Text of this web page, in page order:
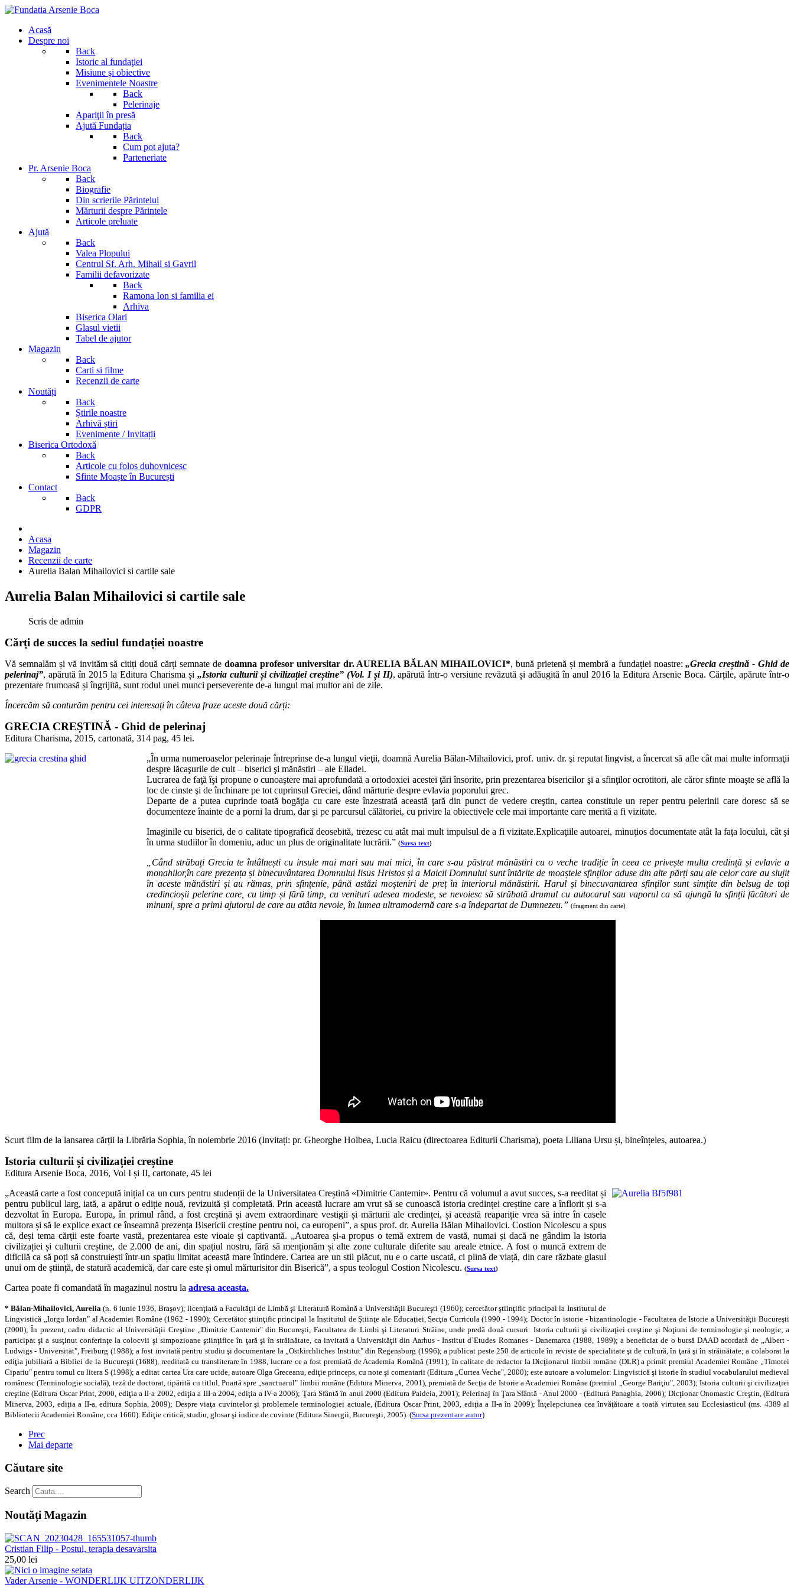
Acasă
Despre noi
Back
Istoric al fundaţiei
Misiune şi obiective
Evenimentele Noastre
Back
Pelerinaje
Apariţii în presă
Ajută Fundația
Back
Cum pot ajuta?
Parteneriate
Pr. Arsenie Boca
Back
Biografie
Din scrierile Părintelui
Mărturii despre Părintele
Articole preluate
Ajută
Back
Valea Plopului
Centrul Sf. Arh. Mihail si Gavril
Familii defavorizate
Back
Ramona Ion si familia ei
Arhiva
Biserica Olari
Glasul vietii
Tabel de ajutor
Magazin
Back
Carti si filme
Recenzii de carte
Noutăți
Back
Știrile noastre
Arhivă știri
Evenimente / Invitații
Biserica Ortodoxă
Back
Articole cu folos duhovnicesc
Sfinte Moaște în București
Contact
Back
GDPR
Acasa
Magazin
Recenzii de carte
Aurelia Balan Mihailovici si cartile sale
Aurelia Balan Mihailovici si cartile sale
Scris de admin
Cărți de succes la sediul fundației noastre
Vă semnalăm și vă invităm să citiți două cărți semnate de doamna profesor universitar dr. AURELIA BĂLAN MIHAILOVICI*, bună prietenă și membră a fundației noastre:„Grecia creștină - Ghid de
pelerinaj”, apărută în 2015 la Editura Charisma și „Istoria culturii și civilizației creștine” (Vol. I și II), apărută într-o versiune revăzută și adăugită în anul 2016 la Editura Arsenie Boca. Cărțile, apărute într-o
prezentare frumoasă și îngrijită, sunt rodul unei munci perseverente de-a lungul mai multor ani de zile.
Încercăm să conturăm pentru cei interesați în câteva fraze aceste două cărți:
GRECIA CREȘTINĂ - Ghid de pelerinaj
Editura Charisma, 2015, cartonată, 314 pag, 45 lei.
„În urma numeroaselor pelerinaje întreprinse de-a lungul vieţii, doamnă Aurelia Bălan-Mihailovici, prof. univ. dr. şi reputat lingvist, a încercat să afle cât mai multe informaţii
despre lăcaşurile de cult – biserici şi mănăstiri – ale Elladei.
Lucrarea de faţă îşi propune o cunoaştere mai aprofundată a ortodoxiei acestei ţări însorite, prin prezentarea bisericilor şi a sfinţilor ocrotitori, ale căror sfinte moaşte se află la
loc de cinste şi de închinare pe tot cuprinsul Greciei, dând mărturie despre evlavia poporului grec.
Departe de a putea cuprinde toată bogăţia cu care este înzestrată această ţară din punct de vedere creştin, cartea constituie un reper pentru pelerinii care doresc să se
documenteze înainte de a porni la drum, dar şi pe parcursul călătoriei, cu privire la obiectivele cele mai importante care merită a fi vizitate.
Imaginile cu biserici, de o calitate tipografică deosebită, trezesc cu atât mai mult impulsul de a fi vizitate.Explicaţiile autoarei, minuţios documentate atât la faţa locului, cât şi
în urma studiilor în domeniu, aduc un plus de originalitate lucrării.” (Sursa text)
„Când străbați Grecia te întâlnești cu insule mai mari sau mai mici, în care s-au păstrat mănăstiri cu o veche tradiție în ceea ce privește multa credință și evlavie a
monahilor,în care prezența și binecuvântarea Domnului Iisus Hristos și a Maicii Domnului sunt întărite de moaștele sfinților aduse din alte părți sau ale celor care au slujit
în aceste mănăstiri și au rămas, prin sfințenie, până astăzi moșteniri de preț în interiorul mănăstirii. Harul și binecuvantarea sfinților sunt simțite din belsug de toți
credincioșii pelerine care, cu timp și fără timp, cu venituri adesea modeste, se nevoiesc să străbată drumul cu autocarul sau vaporul ca să ajungă la sfinții făcători de
minuni, spre a primi ajutorul de care au atâta nevoie, în lumea ultramodernă care s-a îndepartat de Dumnezeu.” (fragment din carte)
Scurt film de la lansarea cărții la Librăria Sophia, în noiembrie 2016 (Invitați: pr. Gheorghe Holbea, Lucia Raicu (directoarea Editurii Charisma), poeta Liliana Ursu și, bineînțeles, autoarea.)
Istoria culturii și civilizației creștine
Editura Arsenie Boca, 2016, Vol I și II, cartonate, 45 lei
„Această carte a fost con­cepută inițial ca un curs pentru studenții de la Universitatea Creștină «Dimitrie Cantemir». Pentru că volumul a avut succes, s-a reeditat și
pentru pu­blicul larg, iată, a apărut o ediție nouă, revizuită și completată. Prin această lucrare am vrut să se cunoască istoria credinței creștine care a înflorit și s-a
dezvoltat în Europa. Europa, în primul rând, a fost creștină și avem extraordinare vestigii și mărturii ale credinței, și această reapariție vrea să intre în casele
multora și să le explice exact ce înseamnă prezența Bisericii creștine pentru noi, ca europeni”, a spus prof. dr. Aurelia Bălan Mihailovici. Costion Nicolescu a spus
că, deși tema cărții este foarte vastă, prezen­tarea este vioaie și captivantă. „Autoarea și-a propus o temă extrem de vastă, numai și dacă ne gândim la istoria
civilizației și culturii creștine, de 2.000 de ani, din spațiul nostru, fără să men­ționăm și alte zone culturale di­ferite sau areale etnice. A fost o muncă extrem de
dificilă ca să poți să construiești într-un spațiu limitat această mare întindere. Cartea are un stil plăcut, nu e o carte uscată, ci plină de viață, din care răzbate glasul
unui om de știință, de statură academică, dar care este și omul mărturisitor din Biserică”, a spus teologul Costion Nicolescu. (Sursa text)
Cartea poate fi comandată în magazinul nostru la adresa aceasta.
* Bălan-Mihailovici, Aurelia (n. 6 iunie 1936, Braşov); licenţiată a Facultăţii de Limbă şi Literatură Română a Universităţii Bucureşti (1960); cercetător ştiinţific principal la Institutul de
Lingvistică „Iorgu Iordan" al Academiei Române (1962 - 1990); Cercetător ştiinţific principal la Institutul de Ştiinţe ale Educaţiei, Secţia Curricula (1990 - 1994); Doctor în istorie - bizantinologie - Facultatea de Istorie a Universităţii Bucureşti
(2000); În prezent, cadru didactic al Universităţii Creştine „Dimitrie Cantemir" din Bucureşti, Facultatea de Limbi şi Literaturi Străine, unde predă două cursuri: Istoria culturii şi civilizaţiei creştine şi Noţiuni de terminologie şi neologie; a
participat şi a susţinut conferinţe la colocvii şi simpozioane ştiinţifice în ţară şi în străinătate, ca invitată a Universităţii din Aarhus - Institut d`Etudes Romanes - Danemarca (1988, 1989); a beneficiat de o bursă DAAD acordată de „Albert -
Ludwigs - Universität", Freiburg (1988); a fost invitată pentru studiu şi documentare la „Ostkirchliches Institut" din Regensburg (1996); a publicat peste 250 de articole în reviste de specialitate şi de cultură, în ţară şi în străinătate; a colaborat la
ediţia jubiliară a Bibliei de la Bucureşti (1688), reeditată cu transliterare în 1988, lucrare ce a fost premiată de Academia Română (1991); în calitate de redactor la Dicţionarul limbii române (DLR) a primit premiul Academiei Române „Timotei
Cipariu" pentru tomul cu litera S (1998); a editat cartea Ura care ucide, autoare Olga Greceanu, ediţie princeps, cu note şi comentarii (Editura „Curtea Veche", 2000); este autoare a volumelor: Lingvistică şi istorie în studiul vocabularului medieval
românesc (Terminologie socială), teză de doctorat, tipărită cu titlul, Poartă spre „sanctuarul" limbii române (Editura Minerva, 2001), premiată de Secţia de Istorie a Academiei Române (premiul „George Bariţiu", 2003); Istoria culturii şi civilizaţiei
creştine (Editura Oscar Print, 2000, ediţia a II-a 2002, ediţia a III-a 2004, ediţia a IV-a 2006); Ţara Sfântă în anul 2000 (Editura Paideia, 2001); Pelerinaj în Ţara Sfântă - Anul 2000 - (Editura Panaghia, 2006); Dicţionar Onomastic Creştin, (Editura
Minerva, 2003, ediţia a II-a, editura Sophia, 2009); Despre viaţa cuvintelor şi problemele terminologiei actuale, (Editura Oscar Print, 2003, ediţia a II-a în 2009); Înţelepciunea cea învăţătoare a toată virtutea sau Ecclesiasticul (ms. 4389 al
Bibliotecii Academiei Române, cca 1660). Ediţie critică, studiu, glosar şi indice de cuvinte (Editura Sinergii, Bucureşti, 2005). (Sursa prezentare autor)
Prec
Mai departe
Căutare site
Search
Noutăți Magazin
Cristian Filip - Postul, terapia desavarsita
25,00 lei
Vader Arsenie - WONDERLIJK UITZONDERLIJK